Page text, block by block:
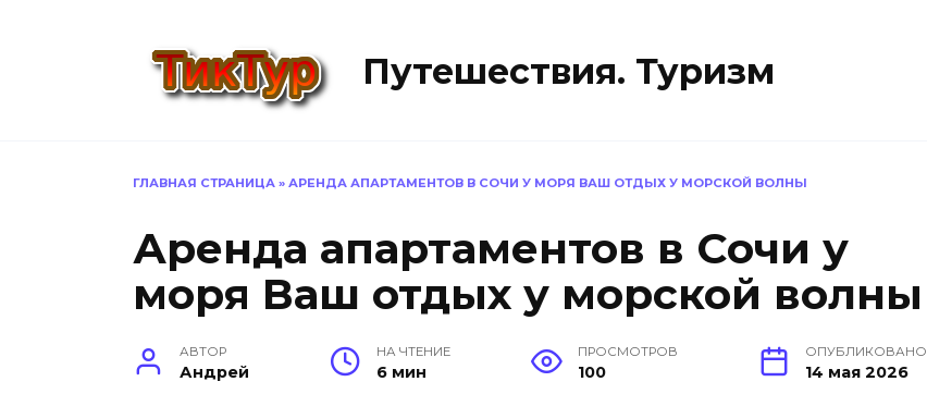
Путешествия. Туризм
ГЛАВНАЯ СТРАНИЦА » АРЕНДА АПАРТАМЕНТОВ В СОЧИ У МОРЯ ВАШ ОТДЫХ У МОРСКОЙ ВОЛНЫ
Аренда апартаментов в Сочи у
моря Ваш отдых у морской волны
АВТОР
Андрей
НА ЧТЕНИЕ
6 мин
ПРОСМОТРОВ
100
ОПУБЛИКОВАНО
14 мая 2026